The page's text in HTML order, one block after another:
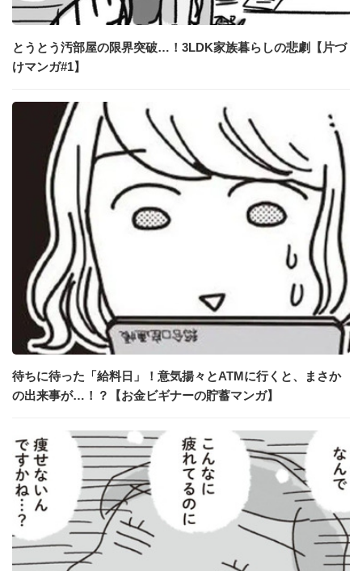
とうとう汚部屋の限界突破…！3LDK家族暮らしの悲劇【片づ
けマンガ#1】
待ちに待った「給料日」！意気揚々とATMに行くと、まさか
の出来事が…！？【お金ビギナーの貯蓄マンガ】